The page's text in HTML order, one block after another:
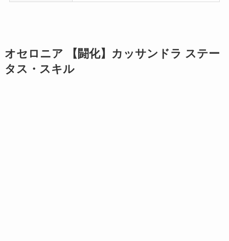
オセロニア 【闘化】カッサンドラ ステー
タス・スキル